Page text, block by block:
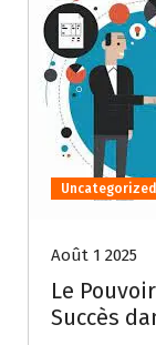
Uncategorized
Août 1 2025
Le
Succès